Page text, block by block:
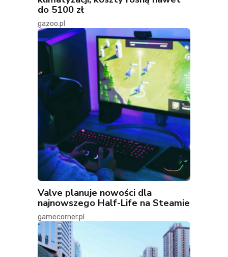
do 5100 zł
gazoo.pl
Valve planuje nowości dla
najnowszego Half-Life na Steamie
gamecorner.pl